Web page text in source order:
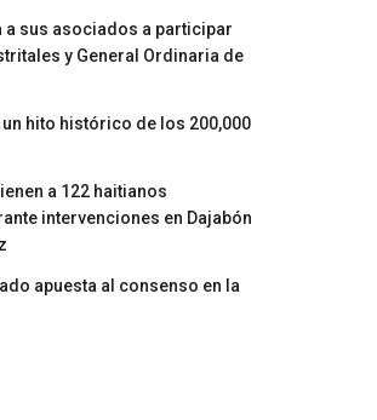
a sus asociados a participar
y General Ordinaria de
un hito histórico de los 200,000
a 122 haitianos
intervenciones en Dajabón
apuesta al consenso en la